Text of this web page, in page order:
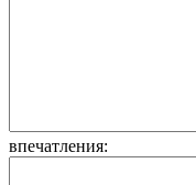
впечатления: